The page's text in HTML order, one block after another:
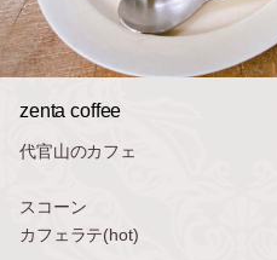
zenta coffee
代官山のカフェ
スコーン
カフェラテ(hot)